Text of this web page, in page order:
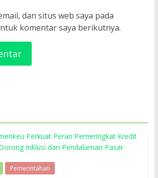
dan situs web saya pada
komentar saya berikutnya.
Pemerintahan